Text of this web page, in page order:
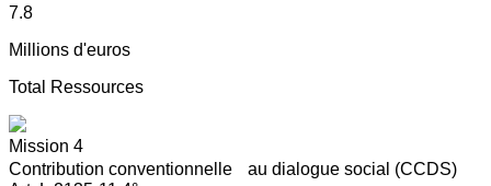
7.8
Millions d'euros
Total Ressources
Mission 4
Contribution conventionnelle au dialogue social (CCDS)